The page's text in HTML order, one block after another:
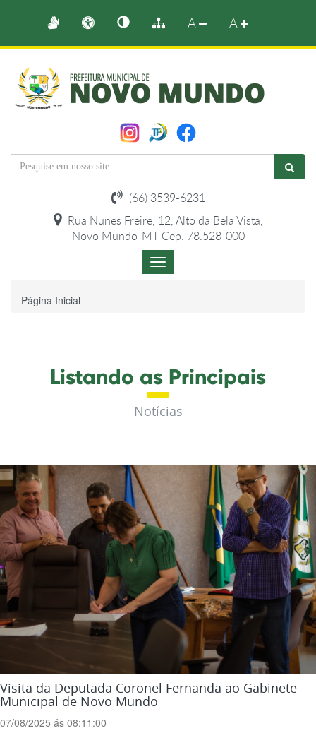
A A
(66) 3539-6231
Rua Nunes Freire, 12, Alto da Bela Vista,
Novo Mundo-MT Cep. 78.528-000
Menu
de
Página Inicial
Listando as Principais
Notícias
Visita da Deputada Coronel Fernanda ao Gabinete
Municipal de Novo Mundo
07/08/2025 ás 08:11:00